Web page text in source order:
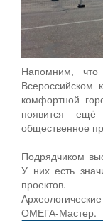
Напомним,
Всероссийском
комфортной
появится ещё
общественное
Подрядчиком
У них есть
проектов.
ОМЕГА-Мастер.